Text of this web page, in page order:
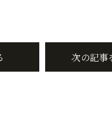
次の記事